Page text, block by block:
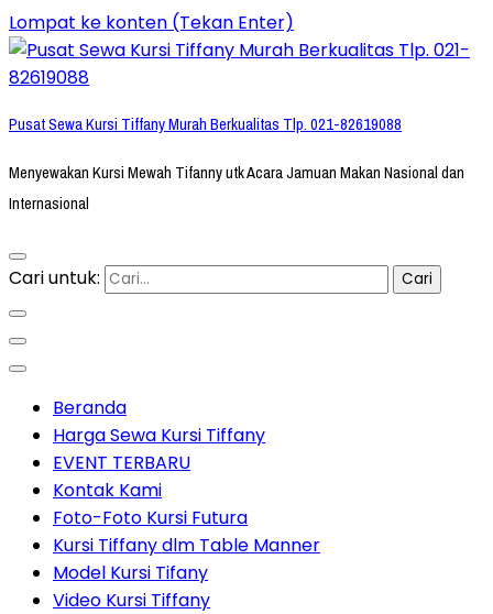
Lompat ke konten (Tekan Enter)
Pusat Sewa Kursi Tiffany Murah Berkualitas Tlp. 021-82619088
Menyewakan Kursi Mewah Tifanny utk Acara Jamuan Makan Nasional dan
Internasional
Cari untuk:
Beranda
Harga Sewa Kursi Tiffany
EVENT TERBARU
Kontak Kami
Foto-Foto Kursi Futura
Kursi Tiffany dlm Table Manner
Model Kursi Tifany
Video Kursi Tiffany